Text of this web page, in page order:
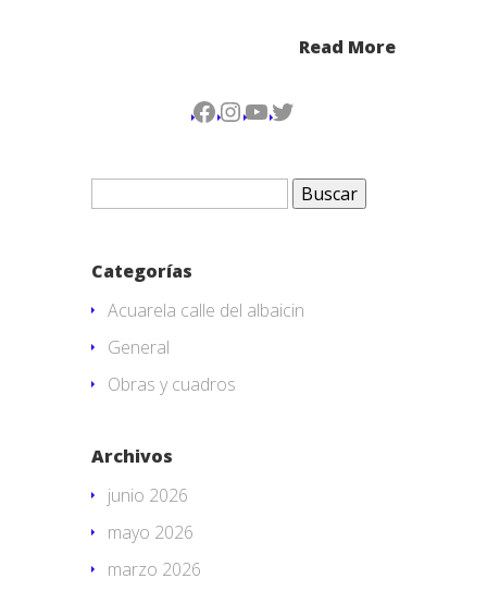
Read More
Facebook
Instagram
YouTube
Twitter
Buscar:
Categorías
Acuarela calle del albaicin
General
Obras y cuadros
Archivos
junio 2026
mayo 2026
marzo 2026